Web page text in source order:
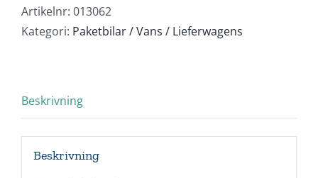
mängd
Artikelnr: 013062
Kategori: Paketbilar / Vans / Lieferwagens
Beskrivning
Beskrivning